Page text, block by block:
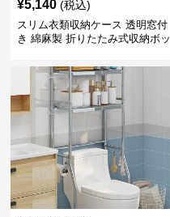
¥5,140 (税込)
スリム衣類収納ケース 透明窓付
き 綿麻製 折りたたみ式収納ボッ